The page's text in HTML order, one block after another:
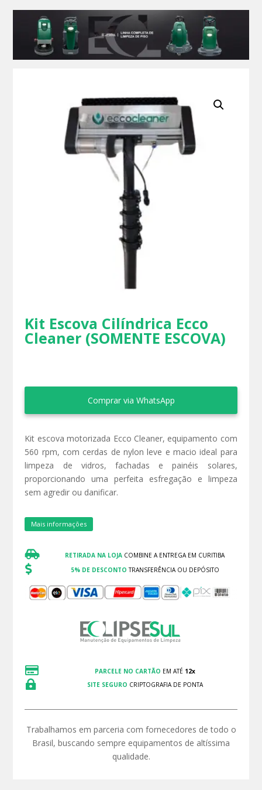
Kit Escova Cilíndrica Ecco
Cleaner (SOMENTE ESCOVA)
Comprar via WhatsApp
Kit escova motorizada Ecco Cleaner, equipamento com
560 rpm, com cerdas de nylon leve e macio ideal para
limpeza de vidros, fachadas e painéis solares,
proporcionando uma perfeita esfregação e limpeza
sem agredir ou danificar.
Mais informações
 RETIRADA NA LOJA COMBINE A ENTREGA EM CURITIBA
 5% DE DESCONTOTRANSFERÊNCIA OU DEPÓSITO
 PARCELE NO CARTÃO EM ATÉ 12x
 SITE SEGURO CRIPTOGRAFIA DE PONTA
Trabalhamos em parceria com fornecedores de todo o
Brasil, buscando sempre equipamentos de altíssima
qualidade.